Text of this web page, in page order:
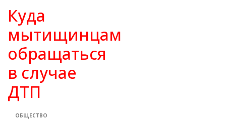
Куда
мытищинцам
обращаться
в случае
ДТП
ОБЩЕСТВО